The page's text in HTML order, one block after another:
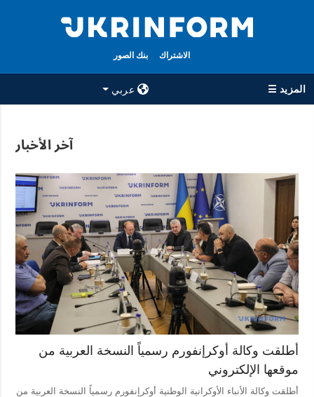
الاشتراك بنك الصور
المزيد ☰
عربي
حرب
اقتصاد
تعافي أوكرانيا
مجتمع
الدفاع
رياضة
معلومات عن
الوكالة
جهات الاتصال
سياسة الخصوصية
وحماية البيانات
الشخصية
المزيد
التقارير
مقابلات
خدمات
بنك الصور
آخر الأخبار
أطلقت وكالة أوكرإنفورم رسمياً النسخة العربية من
موقعها الإلكتروني
أطلقت وكالة الأنباء الأوكرانية الوطنية أوكرإنفورم رسمياً النسخة العربية من